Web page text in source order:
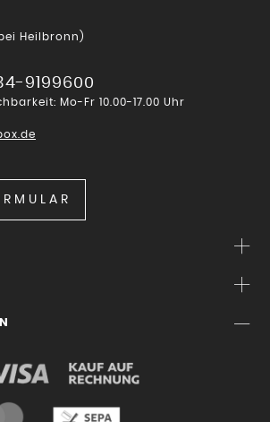
Heilbronn)
9199600
Mo-Fr 10.00-17.00 Uhr